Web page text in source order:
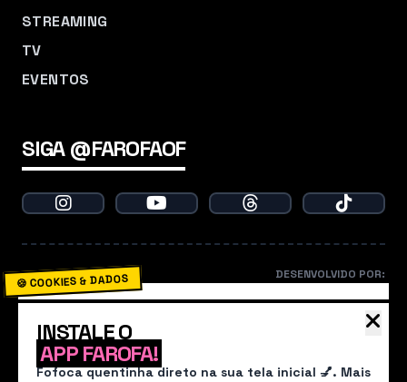
INSTALE O
APP FAROFA!
Fofoca quentinha direto na sua tela inicial 💅. Mais
STREAMING
TV
EVENTOS
SIGA @FAROFAOF
DESENVOLVIDO POR:
🍪 COOKIES & DADOS
perca nenhum babado. Ao continuar navegando,
você concorda com nossa
Privacidade.